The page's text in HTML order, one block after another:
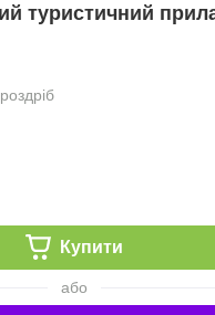
туристичний
Купити
або